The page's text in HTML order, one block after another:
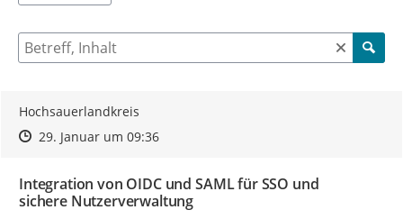
Suche nach Beiträgen und Kommentaren
Hochsauerlandkreis
Zeitpunkt des Erstellens
Zeitpunkt des Erstellens
29. Januar um 09:36Zur Äußerung
Integration von OIDC und SAML für SSO und
sichere Nutzerverwaltung